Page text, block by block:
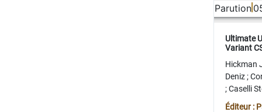
Parution
Ultimate
Variant
Hickman
Deniz;
;Caselli
Juan
Éditeur :